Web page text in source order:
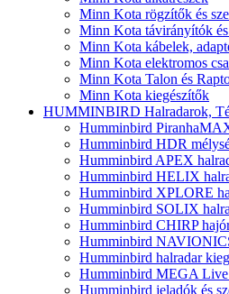
Minn Kota rögzítők és
Minn Kota távirányítók
Minn Kota kábelek,
Minn Kota elektromos
Minn Kota Talon és
Minn Kota kiegészítők
HUMMINBIRD Halradarok,
Humminbird
Humminbird HDR
Humminbird APEX
Humminbird HELIX
Humminbird XPLORE
Humminbird SOLIX
Humminbird CHIRP
Humminbird
Humminbird halradar
Humminbird MEGA
Humminbird jeladók és